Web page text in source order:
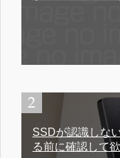
SSDが認識しな
る前に確認して